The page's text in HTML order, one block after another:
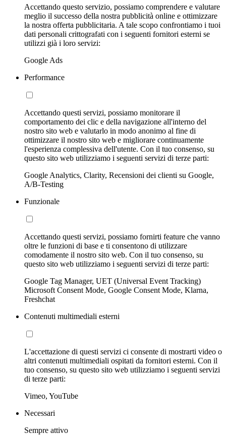
Accettando questo servizio, possiamo comprendere e valutare
meglio il successo della nostra pubblicità online e ottimizzare
la nostra offerta pubblicitaria. A tale scopo confrontiamo i tuoi
dati personali crittografati con i seguenti fornitori esterni se
utilizzi già i loro servizi:
Google Ads
Performance
Accettando questi servizi, possiamo monitorare il
comportamento dei clic e della navigazione all'interno del
nostro sito web e valutarlo in modo anonimo al fine di
ottimizzare il nostro sito web e migliorare continuamente
l'esperienza complessiva dell'utente. Con il tuo consenso, su
questo sito web utilizziamo i seguenti servizi di terze parti:
Google Analytics, Clarity, Recensioni dei clienti su Google,
A/B-Testing
Funzionale
Accettando questi servizi, possiamo fornirti feature che vanno
oltre le funzioni di base e ti consentono di utilizzare
comodamente il nostro sito web. Con il tuo consenso, su
questo sito web utilizziamo i seguenti servizi di terze parti:
Google Tag Manager, UET (Universal Event Tracking)
Microsoft Consent Mode, Google Consent Mode, Klarna,
Freshchat
Contenuti multimediali esterni
L'accettazione di questi servizi ci consente di mostrarti video o
altri contenuti multimediali ospitati da fornitori esterni. Con il
tuo consenso, su questo sito web utilizziamo i seguenti servizi
di terze parti:
Vimeo, YouTube
Necessari
Sempre attivo